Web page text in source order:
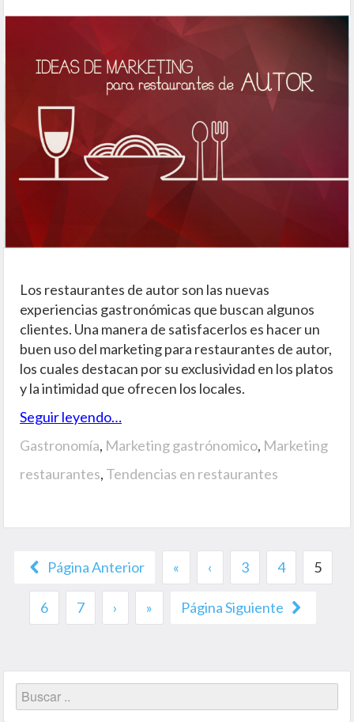
Los restaurantes de autor son las nuevas
experiencias gastronómicas que buscan algunos
clientes. Una manera de satisfacerlos es hacer un
buen uso del marketing para restaurantes de autor,
los cuales destacan por su exclusividad en los platos
y la intimidad que ofrecen los locales.
Seguir leyendo…
Gastronomía, Marketing gastrónomico, Marketing
restaurantes, Tendencias en restaurantes
Página Anterior « ‹ 3 4 5
6 7 › » Página Siguiente